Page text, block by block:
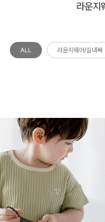
라운지
ALL 라운지웨어/실내복